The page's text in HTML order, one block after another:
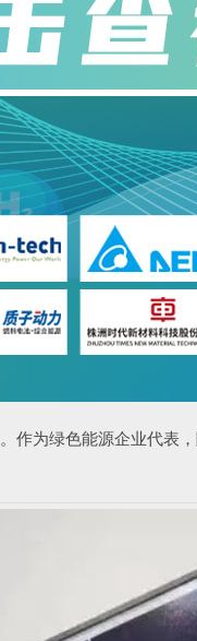
。 作为绿色能源企业代表，